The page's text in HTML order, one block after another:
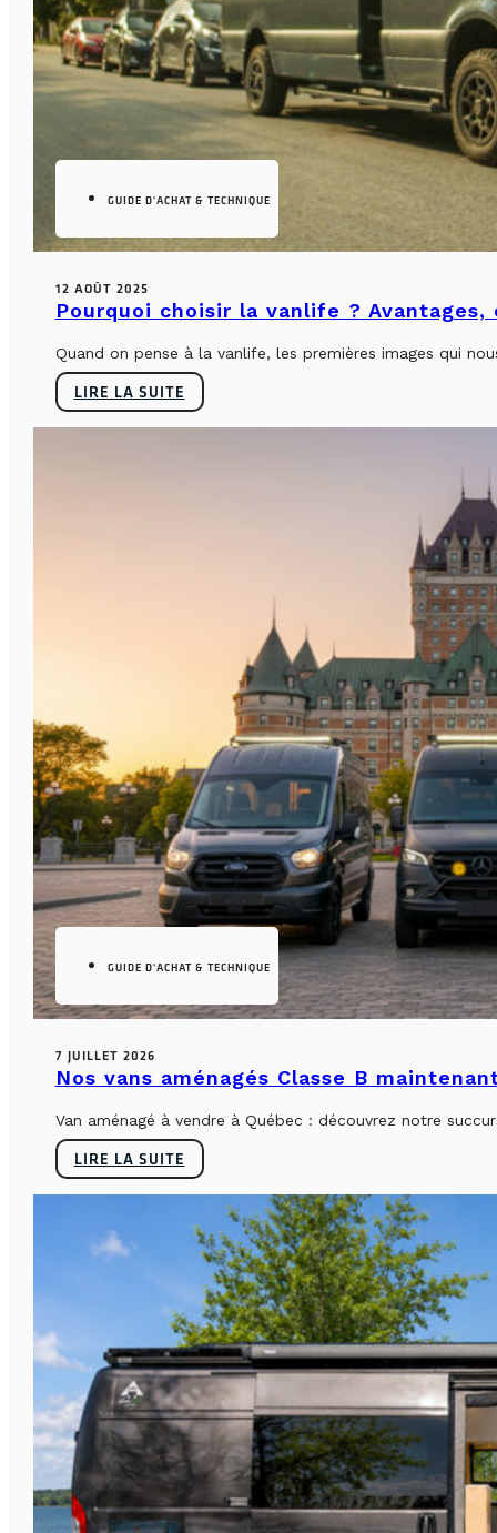
GUIDE D'ACHAT & TECHNIQUE
12 AOÛT 2025
Pourquoi choisir la vanlife ?
Quand on pense à la vanlife, les premières images qui
LIRE LA SUITE
GUIDE D'ACHAT & TECHNIQUE
7 JUILLET 2026
Nos vans aménagés Classe B
Van aménagé à vendre à Québec : découvrez notre
LIRE LA SUITE